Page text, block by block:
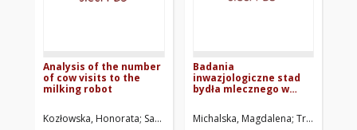
Analysis of the number
of cow visits to the
milking robot
Kozłowska, Honorata Sawa, Anna Neja, Wojciech
Badania
inwazjologiczne stad
bydła mlecznego w
kondycji i rozrodu
zwierząt
Michalska, Magdalena